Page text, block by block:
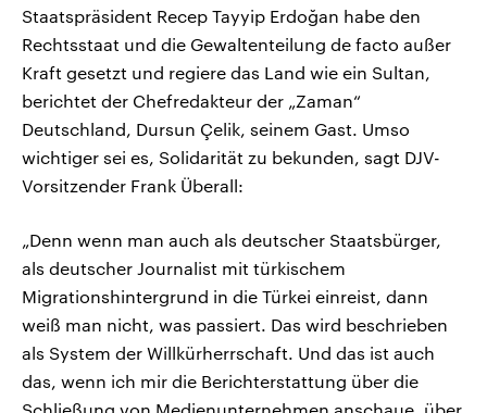
Staatspräsident Recep Tayyip Erdoğan habe den
Rechtsstaat und die Gewaltenteilung de facto außer
Kraft gesetzt und regiere das Land wie ein Sultan,
berichtet der Chefredakteur der „Zaman“
Deutschland, Dursun Çelik, seinem Gast. Umso
wichtiger sei es, Solidarität zu bekunden, sagt DJV-
Vorsitzender Frank Überall:
„Denn wenn man auch als deutscher Staatsbürger,
als deutscher Journalist mit türkischem
Migrationshintergrund in die Türkei einreist, dann
weiß man nicht, was passiert. Das wird beschrieben
als System der Willkürherrschaft. Und das ist auch
das, wenn ich mir die Berichterstattung über die